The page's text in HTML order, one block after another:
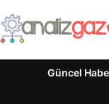
Güncel